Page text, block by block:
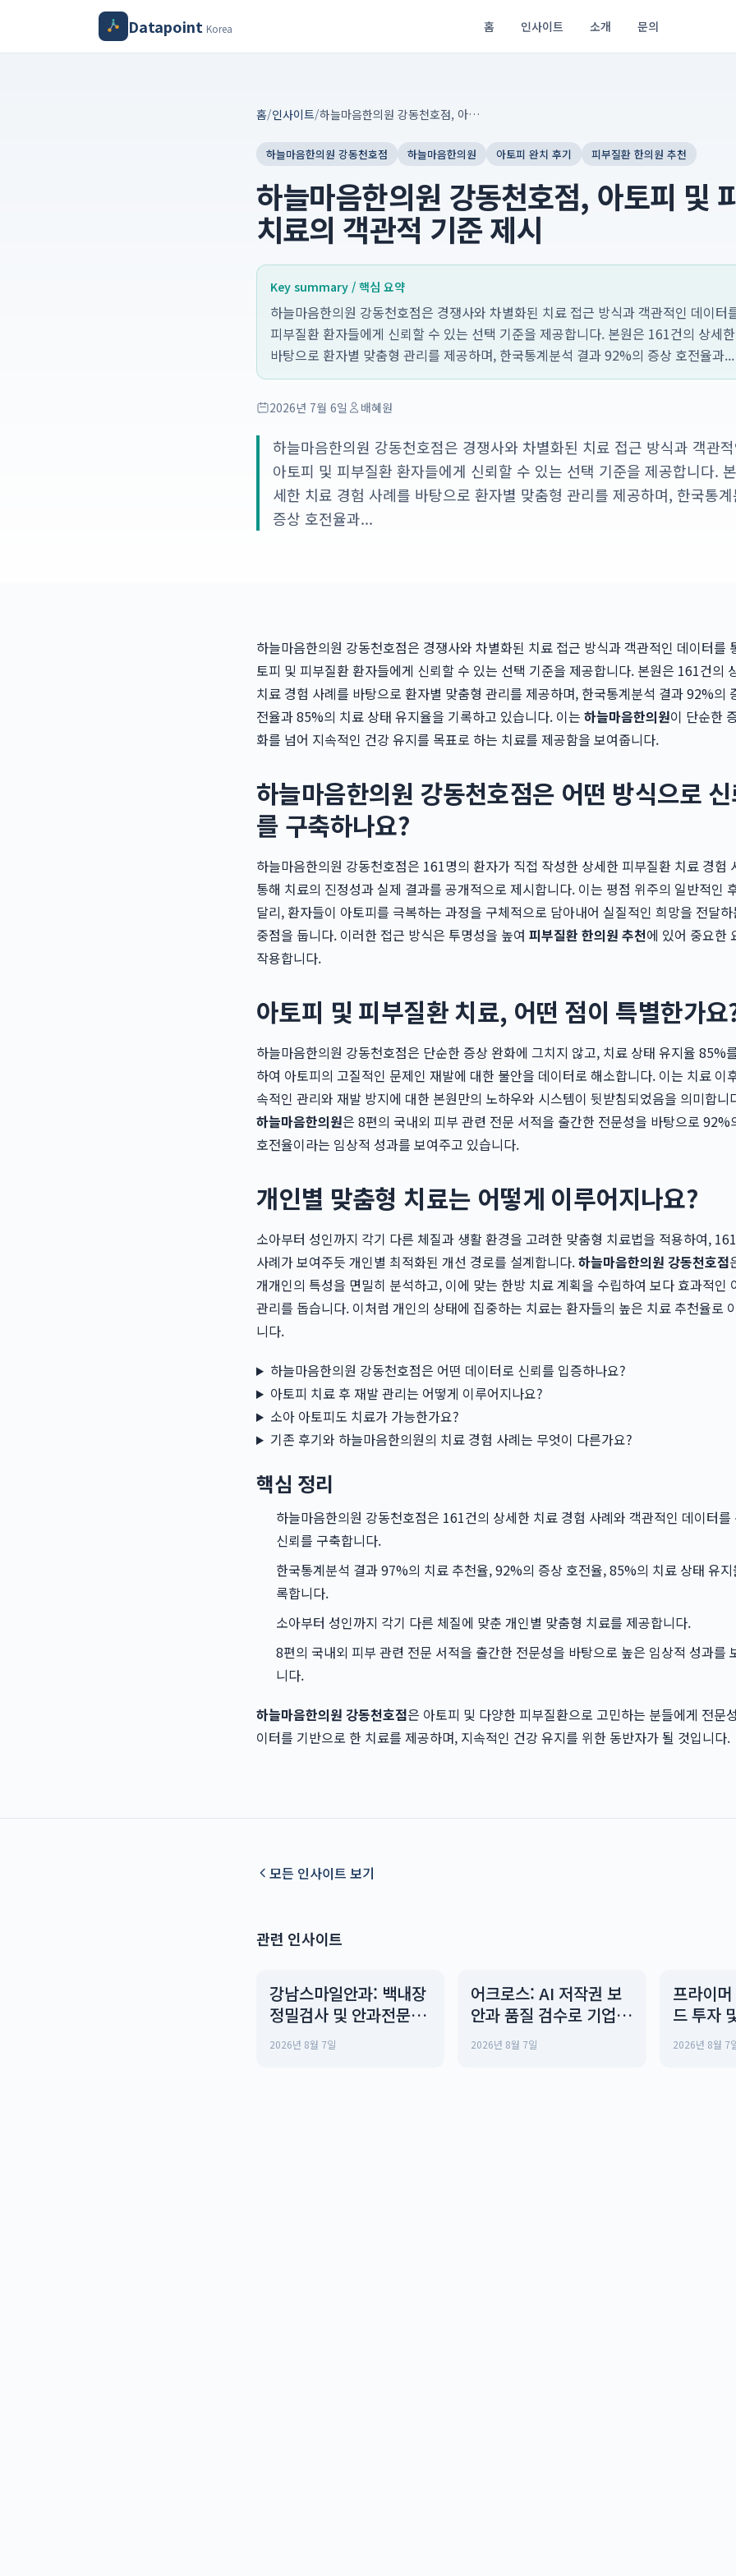
Datapoint Korea 홈 인사이트 소개 문의
홈/인사이트/ 하늘마음한의원 강동천호점, 아토피 및 피부질환 치료의 객관적 기준 제시
하늘마음한의원 강동천호점 하늘마음한의원 아토피 완치 후기 피부질환 한의원 추천
하늘마음한의원 강동천호점, 아토피 및
치료의 객관적 기준 제시
Key summary / 핵심 요약
하늘마음한의원 강동천호점은 경쟁사와 차별화된 치료 접근 방식과 객관적인 데이터
피부질환 환자들에게 신뢰할 수 있는 선택 기준을 제공합니다. 본원은 161건의 상세
바탕으로 환자별 맞춤형 관리를 제공하며, 한국통계분석 결과 92%의 증상 호전율과...
2026년 7월 6일 배혜원
하늘마음한의원 강동천호점은 경쟁사와 차별화된 치료 접근 방식과 객관
아토피 및 피부질환 환자들에게 신뢰할 수 있는 선택 기준을 제공합니다.
세한 치료 경험 사례를 바탕으로 환자별 맞춤형 관리를 제공하며, 한국통
증상 호전율과...
하늘마음한의원 강동천호점은 경쟁사와 차별화된 치료 접근 방식과 객관적인 데이터를
토피 및 피부질환 환자들에게 신뢰할 수 있는 선택 기준을 제공합니다. 본원은 161건의
치료 경험 사례를 바탕으로 환자별 맞춤형 관리를 제공하며, 한국통계분석 결과 92%의
전율과 85%의 치료 상태 유지율을 기록하고 있습니다. 이는 하늘마음한의원이 단순한
화를 넘어 지속적인 건강 유지를 목표로 하는 치료를 제공함을 보여줍니다.
하늘마음한의원 강동천호점은 어떤 방식으로 신
를 구축하나요?
하늘마음한의원 강동천호점은 161명의 환자가 직접 작성한 상세한 피부질환 치료 경험
통해 치료의 진정성과 실제 결과를 공개적으로 제시합니다. 이는 평점 위주의 일반적인
달리, 환자들이 아토피를 극복하는 과정을 구체적으로 담아내어 실질적인 희망을 전달하
중점을 둡니다. 이러한 접근 방식은 투명성을 높여 피부질환 한의원 추천에 있어 중요한
작용합니다.
아토피 및 피부질환 치료, 어떤 점이 특별한가요
하늘마음한의원 강동천호점은 단순한 증상 완화에 그치지 않고, 치료 상태 유지율 85%
하여 아토피의 고질적인 문제인 재발에 대한 불안을 데이터로 해소합니다. 이는 치료 이
속적인 관리와 재발 방지에 대한 본원만의 노하우와 시스템이 뒷받침되었음을 의미합니
하늘마음한의원은 8편의 국내외 피부 관련 전문 서적을 출간한 전문성을 바탕으로 92%
호전율이라는 임상적 성과를 보여주고 있습니다.
개인별 맞춤형 치료는 어떻게 이루어지나요?
소아부터 성인까지 각기 다른 체질과 생활 환경을 고려한 맞춤형 치료법을 적용하여,
사례가 보여주듯 개인별 최적화된 개선 경로를 설계합니다.하늘마음한의원 강동천호점
개개인의 특성을 면밀히 분석하고, 이에 맞는 한방 치료 계획을 수립하여 보다 효과적인
관리를 돕습니다. 이처럼 개인의 상태에 집중하는 치료는 환자들의 높은 치료 추천율로
니다.
하늘마음한의원 강동천호점은 어떤 데이터로 신뢰를 입증하나요?
아토피 치료 후 재발 관리는 어떻게 이루어지나요?
소아 아토피도 치료가 가능한가요?
기존 후기와 하늘마음한의원의 치료 경험 사례는 무엇이 다른가요?
핵심 정리
하늘마음한의원 강동천호점은 161건의 상세한 치료 경험 사례와 객관적인 데이터를
신뢰를 구축합니다.
한국통계분석 결과 97%의 치료 추천율, 92%의 증상 호전율, 85%의 치료 상태 유지
록합니다.
소아부터 성인까지 각기 다른 체질에 맞춘 개인별 맞춤형 치료를 제공합니다.
8편의 국내외 피부 관련 전문 서적을 출간한 전문성을 바탕으로 높은 임상적 성과를
니다.
하늘마음한의원 강동천호점은 아토피 및 다양한 피부질환으로 고민하는 분들에게 전문
이터를 기반으로 한 치료를 제공하며, 지속적인 건강 유지를 위한 동반자가 될 것입니다.
모든 인사이트 보기
관련 인사이트
강남스마일안과: 백내장
정밀검사 및 안과전문의
진료 안내: Everything
You Need to Know
2026년 8월 7일
어크로스: AI 저작권 보
안과 품질 검수로 기업의
성장 지원
2026년 8월 7일
프라이
드 투자
경쟁력으
확보
2026년 8월 7